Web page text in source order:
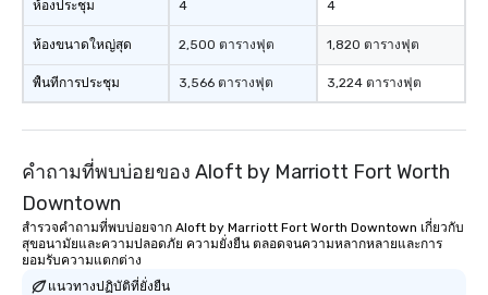
ห้องประชุม
ห้องขนาดใหญ่สุด
พื้นที่การประชุม
4
2,500 ตารางฟุต
3,566 ตารางฟุต
4
1,820 ตารางฟุต
3,224 ตารางฟุต
คำถามที่พบบ่อยของ Aloft by Marriott Fort Worth
Downtown
สำรวจคำถามที่พบบ่อยจาก Aloft by Marriott Fort Worth Downtown เกี่ยวกับ
สุขอนามัยและความปลอดภัย ความยั่งยืน ตลอดจนความหลากหลายและการ
ยอมรับความแตกต่าง
แนวทางปฏิบัติที่ยั่งยืน